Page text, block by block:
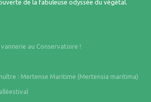
de la fabuleuse odyssée du végétal.
au Conservatoire !
: Mertense Maritime (Mertensia maritima)